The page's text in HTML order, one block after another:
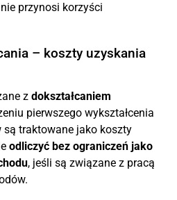
przynosi korzyści
– koszty uzyskania
z dokształcaniem
pierwszego wykształcenia
traktowane jako koszty
odliczyć bez ograniczeń jako
, jeśli są związane z pracą